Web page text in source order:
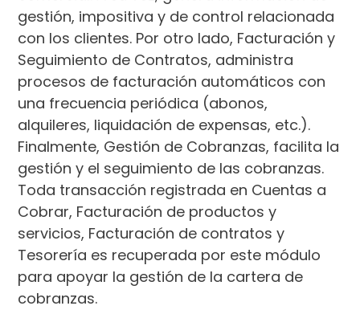
gestión, impositiva y de control relacionada
con los clientes. Por otro lado, Facturación y
Seguimiento de Contratos, administra
procesos de facturación automáticos con
una frecuencia periódica (abonos,
alquileres, liquidación de expensas, etc.).
Finalmente, Gestión de Cobranzas, facilita la
gestión y el seguimiento de las cobranzas.
Toda transacción registrada en Cuentas a
Cobrar, Facturación de productos y
servicios, Facturación de contratos y
Tesorería es recuperada por este módulo
para apoyar la gestión de la cartera de
cobranzas.